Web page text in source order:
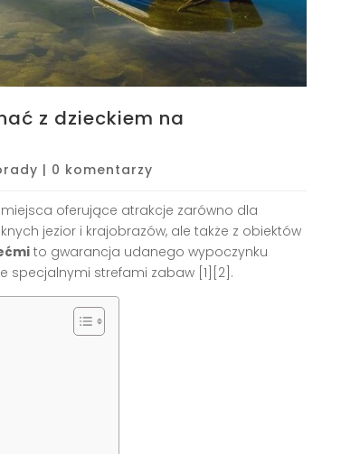
z dzieckiem na
| 0 komentarzy
oferujące atrakcje zarówno dla
jezior i krajobrazów, ale także z obiektów
to gwarancja udanego wypoczynku
specjalnymi strefami zabaw [1][2].